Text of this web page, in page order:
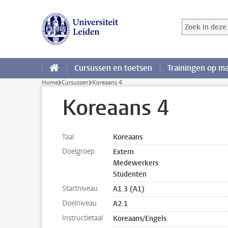
Zoek in deze
Zoekterm
Cursussen en toetsen Trainingen op
Home Cursussen Koreaans 4
Koreaans 4
Taal
Koreaans
Doelgroep
Extern
Medewerkers
Studenten
Startniveau
A1.3 (A1)
Doelniveau
A2.1
Instructietaal
Koreaans/Engels